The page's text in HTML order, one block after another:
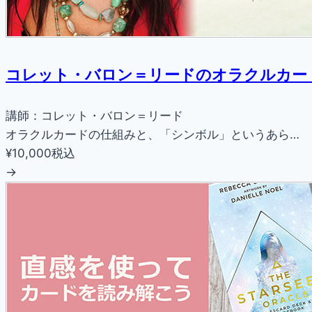
コレット・バロン＝リードのオラクルカー
講師：コレット・バロン＝リード
オラクルカードの仕組みと、「シンボル」というあら…
¥10,000税込
→